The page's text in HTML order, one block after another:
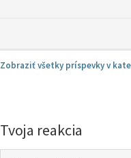
Zobraziť všetky príspevky v
Tvoja reakcia